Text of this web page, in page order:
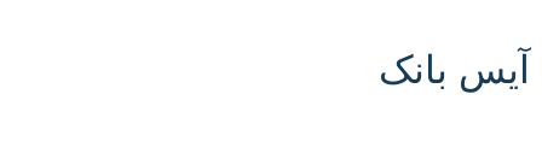
آیس بانک